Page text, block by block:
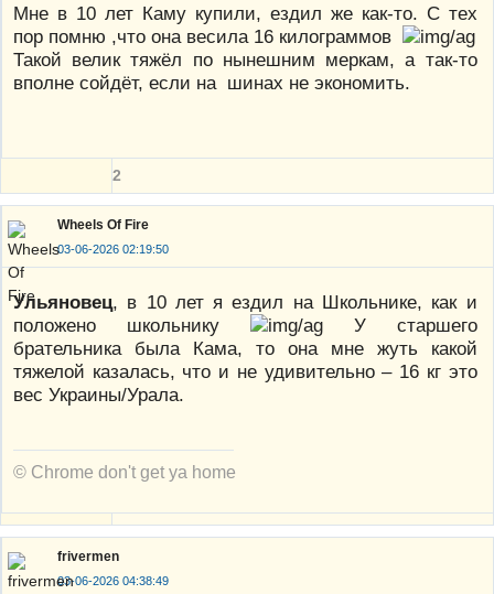
Мне в 10 лет Каму купили, ездил же как-то. С тех
пор помню ,что она весила 16 килограммов
Такой велик тяжёл по нынешним меркам, а так-то
вполне сойдёт, если на шинах не экономить.
2
Wheels Of Fire
03-06-2026 02:19:50
Ульяновец, в 10 лет я ездил на Школьнике, как и
положено школьнику
У старшего
брательника была Кама, то она мне жуть какой
тяжелой казалась, что и не удивительно – 16 кг это
вес Украины/Урала.
© Chrome don't get ya home
frivermen
03-06-2026 04:38:49